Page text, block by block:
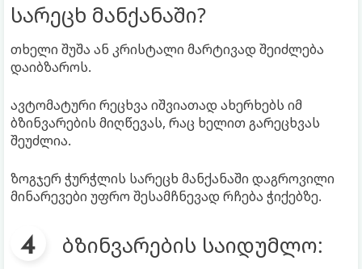
სარეცხ მანქანაში?
თხელი შუშა ან კრისტალი მარტივად შეიძლება
დაიბზაროს.
ავტომატური რეცხვა იშვიათად ახერხებს იმ
ბზინვარების მიღწევას, რაც ხელით გარეცხვას
შეუძლია.
ზოგჯერ ჭურჭლის სარეცხ მანქანაში დაგროვილი
მინარევები უფრო შესამჩნევად რჩება ჭიქებზე.
ბზინვარების საიდუმლო: